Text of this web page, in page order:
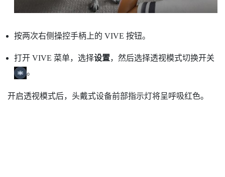
按两次右侧操控手柄上的 VIVE 按钮。
打开 VIVE 菜单，选择设置，然后选择透视模式切换开关
。
开启透视模式后，头戴式设备前部指示灯将呈呼吸红色。